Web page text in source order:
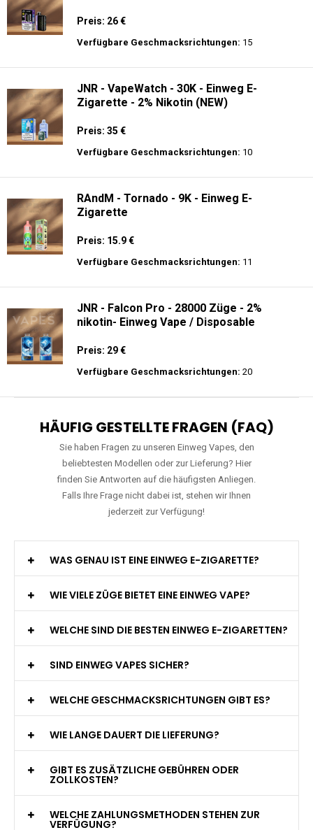
Preis: 26 €
Verfügbare Geschmacksrichtungen: 15
JNR - VapeWatch - 30K - Einweg E-
Zigarette - 2% Nikotin (NEW)
Preis: 35 €
Verfügbare Geschmacksrichtungen: 10
RAndM - Tornado - 9K - Einweg E-
Zigarette
Preis: 15.9 €
Verfügbare Geschmacksrichtungen: 11
JNR - Falcon Pro - 28000 Züge - 2%
nikotin- Einweg Vape / Disposable
Preis: 29 €
Verfügbare Geschmacksrichtungen: 20
HÄUFIG GESTELLTE FRAGEN (FAQ)
Sie haben Fragen zu unseren Einweg Vapes, den
beliebtesten Modellen oder zur Lieferung? Hier
finden Sie Antworten auf die häufigsten Anliegen.
Falls Ihre Frage nicht dabei ist, stehen wir Ihnen
jederzeit zur Verfügung!
WAS GENAU IST EINE EINWEG E-ZIGARETTE?
WIE VIELE ZÜGE BIETET EINE EINWEG VAPE?
WELCHE SIND DIE BESTEN EINWEG E-ZIGARETTEN?
SIND EINWEG VAPES SICHER?
WELCHE GESCHMACKSRICHTUNGEN GIBT ES?
WIE LANGE DAUERT DIE LIEFERUNG?
GIBT ES ZUSÄTZLICHE GEBÜHREN ODER
ZOLLKOSTEN?
WELCHE ZAHLUNGSMETHODEN STEHEN ZUR
VERFÜGUNG?